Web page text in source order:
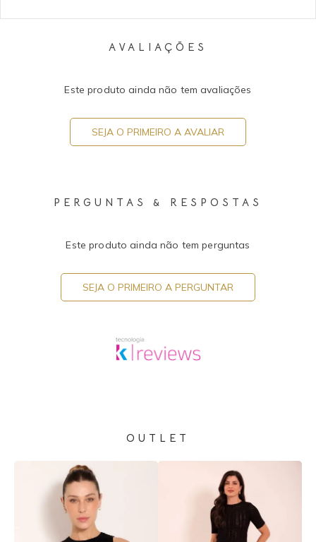
AVALIAÇÕES
Este produto ainda não tem avaliações
SEJA O PRIMEIRO A AVALIAR
PERGUNTAS & RESPOSTAS
Este produto ainda não tem perguntas
SEJA O PRIMEIRO A PERGUNTAR
OUTLET